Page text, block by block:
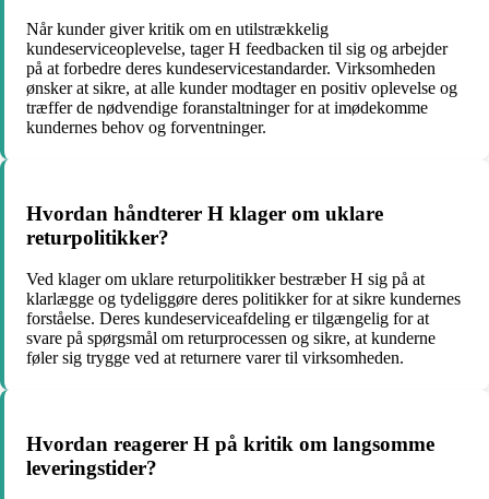
Når kunder giver kritik om en utilstrækkelig
kundeserviceoplevelse, tager H feedbacken til sig og arbejder
på at forbedre deres kundeservicestandarder. Virksomheden
ønsker at sikre, at alle kunder modtager en positiv oplevelse og
træffer de nødvendige foranstaltninger for at imødekomme
kundernes behov og forventninger.
Hvordan håndterer H klager om uklare
returpolitikker?
Ved klager om uklare returpolitikker bestræber H sig på at
klarlægge og tydeliggøre deres politikker for at sikre kundernes
forståelse. Deres kundeserviceafdeling er tilgængelig for at
svare på spørgsmål om returprocessen og sikre, at kunderne
føler sig trygge ved at returnere varer til virksomheden.
Hvordan reagerer H på kritik om langsomme
leveringstider?